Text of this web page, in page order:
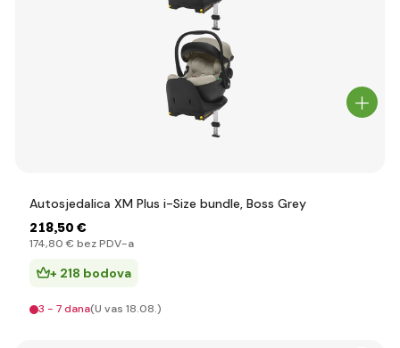
Autosjedalica XM Plus i-Size bundle, Boss Grey
218,50 €
174,80 € bez PDV-a
+ 218 bodova
3 - 7 dana(U vas 18.08.)